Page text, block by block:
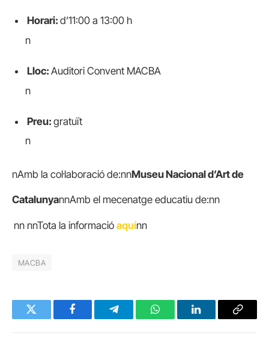
Horari: d’11:00 a 13:00 h
n
Lloc: Auditori Convent MACBA
n
Preu: gratuït
n
nAmb la col·laboració de:nnMuseu Nacional d’Art de
CatalunyannAmb el mecenatge educatiu de:nn
nn nnTota la informació aquínn
MACBA
Twitter FacebookTelegramWhatsAppLinkedInCopy